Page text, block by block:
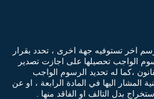
اخر تستوفيه جهة اخرى ، تحدد بقرار
الواجب تحصيلها على اجازت تصدير
،كما له تحديد الرسوم الواجب
المشار اليها في المادة الرابعة ، او عن
بدل التالف او الفاقد منها .